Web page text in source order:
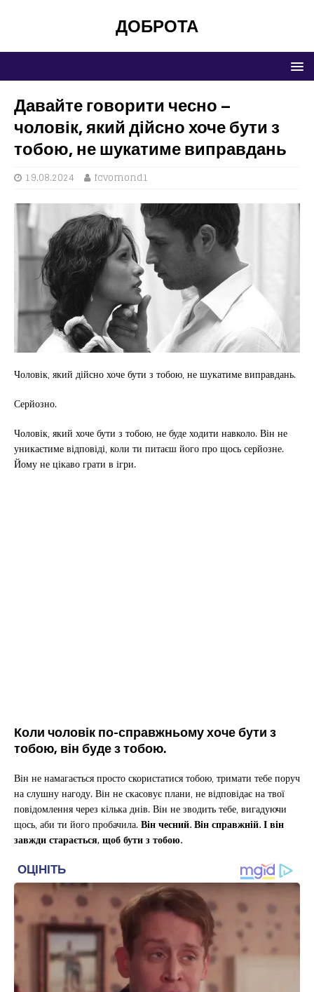
ДОБРОТА
Давайте говорити чесно –
чоловік, який дійсно хоче бути з
тобою, не шукатиме виправдань
19.08.2024 fcvomond1
Чоловік, який дійсно хоче бути з тобою, не шукатиме виправдань.
Серйозно.
Чоловік, який хоче бути з тобою, не буде ходити навколо. Він не
уникаєтиме відповіді, коли ти питаєш його про щось серйозне.
Йому не цікаво грати в ігри.
Коли чоловік по-справжньому хоче бути з
тобою, він буде з тобою.
Він не намагається просто скористатися тобою, тримати тебе поруч
на слушну нагоду. Він не скасовує плани, не відповідає на твої
повідомлення через кілька днів. Він не зводить тебе, вигадуючи
щось, аби ти його пробачила.Він чесний. Він справжній. І він
завжди старається, щоб бути з тобою.